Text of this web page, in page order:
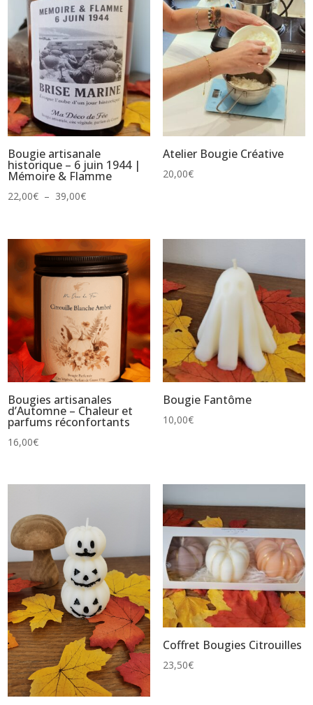
Bougie artisanale
historique – 6 juin 1944 |
Mémoire & Flamme
22,00€ – 39,00€Plage
22,00€
à
39,00€
Atelier Bougie Créative
20,00€
Bougies artisanales
d’Automne – Chaleur et
parfums réconfortants
16,00€
Bougie Fantôme
10,00€
Coffret Bougies Citrouilles
23,50€